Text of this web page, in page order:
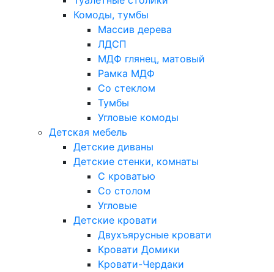
Комоды, тумбы
Массив дерева
ЛДСП
МДФ глянец, матовый
Рамка МДФ
Со стеклом
Тумбы
Угловые комоды
Детская мебель
Детские диваны
Детские стенки, комнаты
С кроватью
Со столом
Угловые
Детские кровати
Двухъярусные кровати
Кровати Домики
Кровати-Чердаки